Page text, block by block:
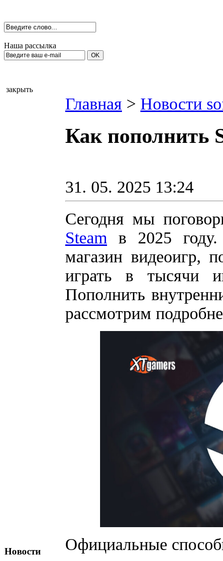
Наша рассылка
закрыть
Новости
Главная > Новости
Как пополнить
31. 05. 2025 13:24
Сегодня мы
Steam в 2025
магазин видеоигр,
играть в тысячи
Пополнить
рассмотрим
Официальные